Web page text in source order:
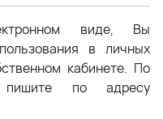
виде, Вы
в личных
кабинете. По
пишите по адресу